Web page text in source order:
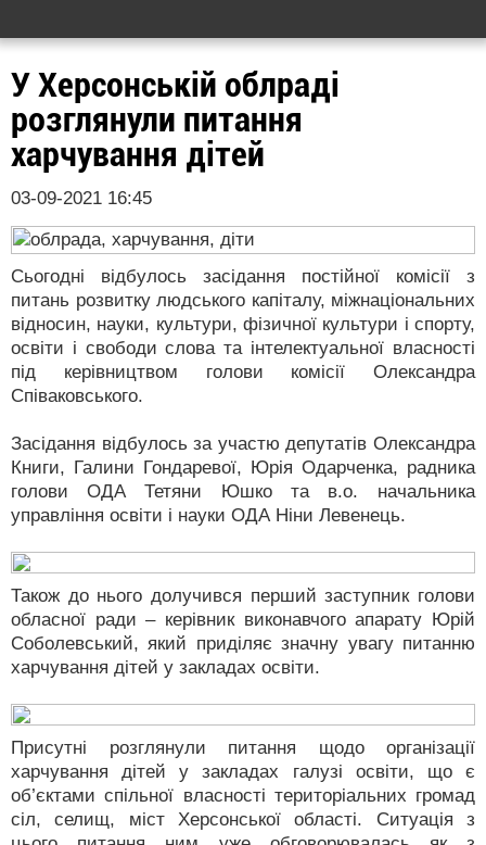
У Херсонській облраді
розглянули питання
харчування дітей
03-09-2021 16:45
Сьогодні відбулось засідання постійної комісії з
питань розвитку людського капіталу, міжнаціональних
відносин, науки, культури, фізичної культури і спорту,
освіти і свободи слова та інтелектуальної власності
під керівництвом голови комісії Олександра
Співаковського.
Засідання відбулось за участю депутатів Олександра
Книги, Галини Гондаревої, Юрія Одарченка, радника
голови ОДА Тетяни Юшко та в.о. начальника
управління освіти і науки ОДА Ніни Левенець.
Також до нього долучився перший заступник голови
обласної ради – керівник виконавчого апарату Юрій
Соболевський, який приділяє значну увагу питанню
харчування дітей у закладах освіти.
Присутні розглянули питання щодо організації
харчування дітей у закладах галузі освіти, що є
об’єктами спільної власності територіальних громад
сіл, селищ, міст Херсонської області. Ситуація з